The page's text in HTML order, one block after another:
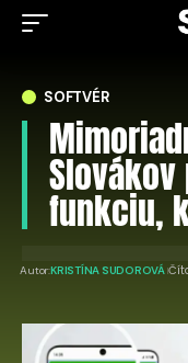
SOFTVÉR
funkciu,
Autor:KRISTÍNA SUDOROVÁ